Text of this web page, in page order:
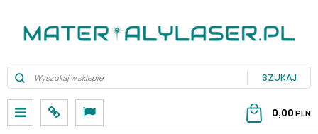
SZUKAJ
M
e
P
a
L
a
0,00 PLN